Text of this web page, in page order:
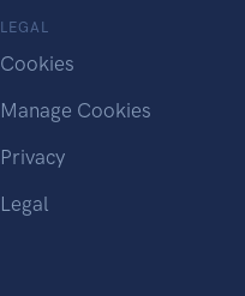
LEGAL
Cookies
Manage Cookies
Privacy
Legal